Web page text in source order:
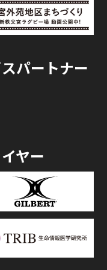
パートナー
ヤー